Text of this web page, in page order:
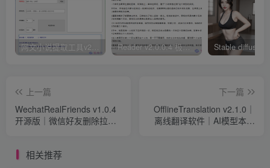
网文小说提取工具v2.10.02 可以自动下载小说 从此不再花钱看小说 Reader v2.0.0.4 极简小说阅读器支持导入在线及离线书源
上一篇
WechatRealFriends v1.0.4
开源版｜微信好友删除拉黑
下一篇
OfflineTranslation v2.1.0｜
离线翻译软件｜AI模型本地
相关推荐